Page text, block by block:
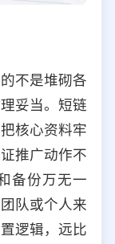
不是堆砌各
妥当。短链
核心资料牢
推广动作不
备份万无一
队或个人来
逻辑，远比